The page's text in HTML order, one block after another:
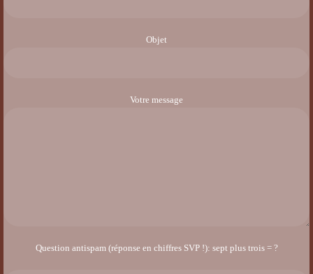
Objet
Votre message
Question antispam (réponse en chiffres SVP !): sept plus trois = ?